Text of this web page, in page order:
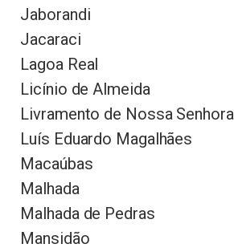
Jaborandi
Jacaraci
Lagoa Real
Licínio de Almeida
Livramento de Nossa Senhora
Luís Eduardo Magalhães
Macaúbas
Malhada
Malhada de Pedras
Mansidão